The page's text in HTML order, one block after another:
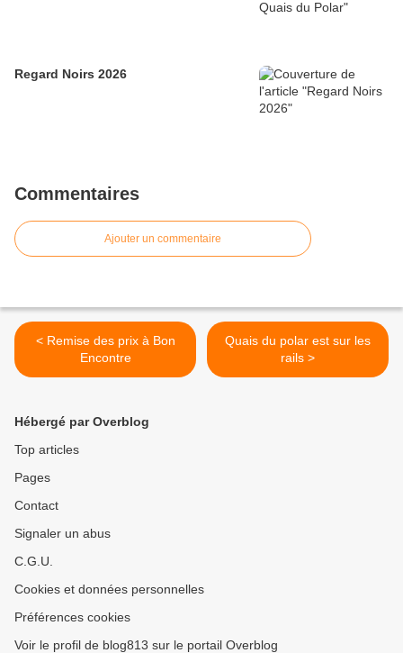
Regard Noirs 2026
Commentaires
Ajouter un commentaire
< Remise des prix à Bon
Encontre
Quais du polar est sur les
rails >
Hébergé par Overblog
Top articles
Pages
Contact
Signaler un abus
C.G.U.
Cookies et données personnelles
Préférences cookies
Voir le profil de blog813 sur le portail Overblog